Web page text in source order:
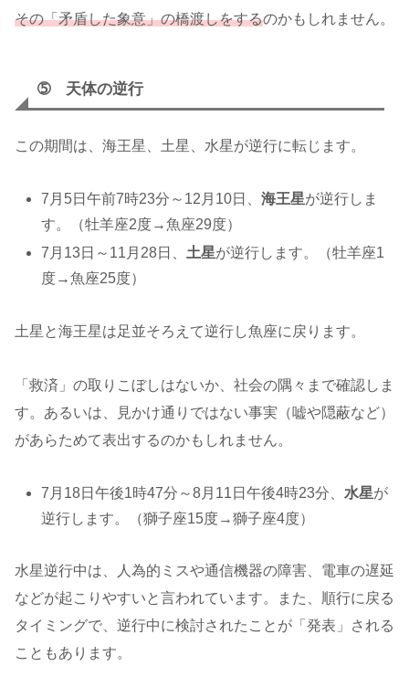
その「矛盾した象意」の橋渡しをするのかもしれません。
➄ 天体の逆行
この期間は、海王星、土星、水星が逆行に転じます。
7月5日午前7時23分～12月10日、海王星が逆行しま
す。（牡羊座2度→魚座29度）
7月13日～11月28日、 土星が逆行します。（牡羊座1
度→魚座25度）
土星と海王星は足並そろえて逆行し魚座に戻ります。
「救済」の取りこぼしはないか、社会の隅々まで確認しま
す。あるいは、見かけ通りではない事実（嘘や隠蔽など）
があらためて表出するのかもしれません。
7月18日午後1時47分～8月11日午後4時23分、 水星が
逆行します。（獅子座15度→獅子座4度）
水星逆行中は、人為的ミスや通信機器の障害、電車の遅延
などが起こりやすいと言われています。また、順行に戻る
タイミングで、逆行中に検討されたことが「発表」される
こともあります。